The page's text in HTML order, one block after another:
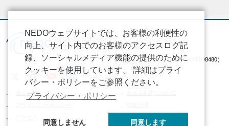
（法人番号 2020005008480）
サイトマップ
NEDOウェブサイトでは、お客様の利便性の
向上、サイト内でのお客様のアクセスログ記
録、ソーシャルメディア機能の提供のために
クッキーを使用しています。 詳細はプライ
バシー・ポリシーをご参照ください。
プライバシー・ポリシー
同意しません 同意します